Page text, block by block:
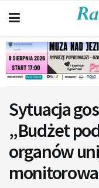
Sytuacja
„Budżet
organów